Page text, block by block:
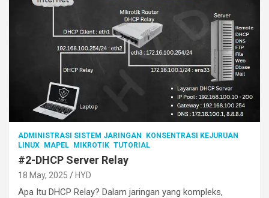
ADMINISTRASI SISTEM JARINGAN
KONSENTRASI KEJURUAN
LINUX
MAPEL MIKROTIK TUTORIAL
#2-DHCP Server Relay
18 May, 2025 HYD
Apa Itu DHCP Relay? Dalam jaringan yang kompleks,